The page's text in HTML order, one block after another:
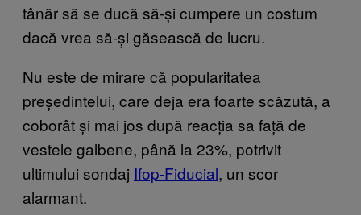
tânăr să se ducă să-și cumpere un costum
dacă vrea să-și găsească de lucru.
Nu este de mirare că popularitatea
președintelui, care deja era foarte scăzută, a
coborât și mai jos după reacția sa față de
vestele galbene, până la 23%, potrivit
ultimului sondaj Ifop-Fiducial, un scor
alarmant.